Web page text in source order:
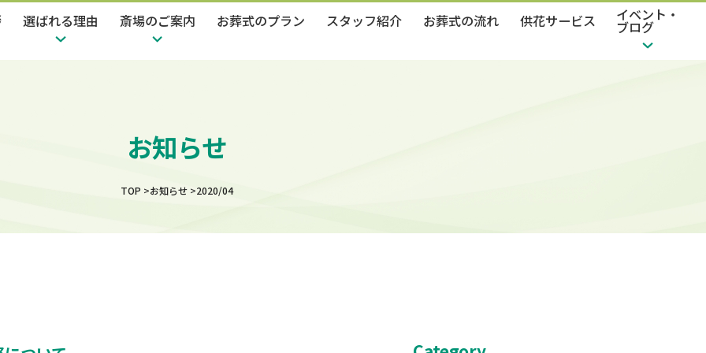
選ばれる理由 斎場のご案内 お葬式のプラン スタッフ紹介 お葬式の流れ 供花サービス イベント・
ブログ
お知らせ
TOP お知らせ 2020/04